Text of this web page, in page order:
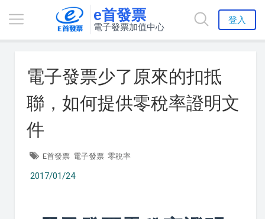
e首發票
電子發票加值中心
登入
電子發票少了原來的扣抵
聯，如何提供零稅率證明文
件
E首發票 電子發票 零稅率
2017/01/24